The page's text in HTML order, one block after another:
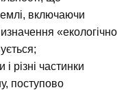
включаючи
«екологічно
різні частинки
поступово